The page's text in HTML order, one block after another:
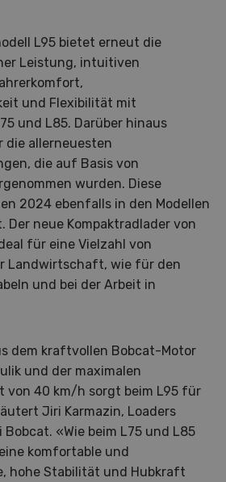
L95 bietet erneut die
Leistung, intuitiven
und Flexibilität mit
und L85. Darüber hinaus
die allerneuesten
die auf Basis von
wurden. Diese
2024 ebenfalls in den Modellen
Der neue Kompaktradlader von
für eine Vielzahl von
Landwirtschaft, wie für den
und bei der Arbeit in
dem kraftvollen Bobcat-Motor
und der maximalen
von 40 km/h sorgt beim L95 für
Jiri Karmazin, Loaders
«Wie beim L75 und L85
komfortable und
hohe Stabilität und Hubkraft